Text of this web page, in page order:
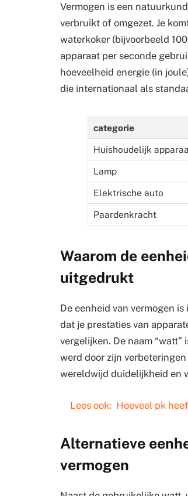
Vermogen is een
verbruikt of omgezet. Je
waterkoker (bijvoorbeeld
apparaat per seconde
hoeveelheid energie (in
die internationaal als
categorie
Huishoudelijk
Lamp
Elektrische auto
Paardenkracht
Waarom de
uitgedrukt
De eenheid van vermogen
dat je prestaties van
vergelijken. De naam “watt”
werd door zijn
wereldwijd duidelijkheid en
Lees ook: Hoeveel pk
Alternatieve
vermogen